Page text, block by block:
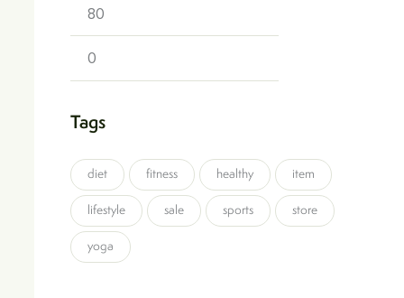
Tags
diet fitness healthy item
lifestyle sale sports store
yoga